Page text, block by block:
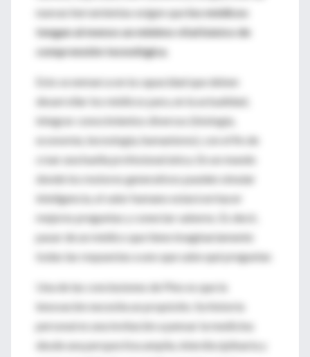
nuevas herramientas exigen quelos médicos
tengan al menos un mínimo vital básico de
comprensión tecnológica
Esto se enmarca en la capacidad que deben
desarrollar los médicos para, en la actualidad,
integrar conocimientos diversos (biología,
economía, tecnología, humanismo), con el fin de
crear una huella profesional única. En un mundo
donde los motores generativos pueden simular
inteligencia, el valor humano estará en hacer
mejores preguntas y conectar saberes. Es decir,
pasar de un médico que tiene imaginariamente
todas las respuestas a uno que sabe qué preguntar.
Una de las conclusiones de Pino es que la
innovación necesita un propósito. Su historia
personal es una invitación a pensar la medicina
desde una perspectiva amplia, interdisciplinaria y